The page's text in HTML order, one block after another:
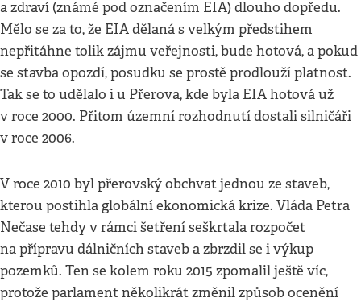
a zdraví (známé pod označením EIA) dlouho dopředu.
Mělo se za to, že EIA dělaná s velkým předstihem
nepřitáhne tolik zájmu veřejnosti, bude hotová, a pokud
se stavba opozdí, posudku se prostě prodlouží platnost.
Tak se to udělalo i u Přerova, kde byla EIA hotová už
v roce 2000. Přitom územní rozhodnutí dostali silničáři
v roce 2006.
V roce 2010 byl přerovský obchvat jednou ze staveb,
kterou postihla globální ekonomická krize. Vláda Petra
Nečase tehdy v rámci šetření seškrtala rozpočet
na přípravu dálničních staveb a zbrzdil se i výkup
pozemků. Ten se kolem roku 2015 zpomalil ještě víc,
protože parlament několikrát změnil způsob ocenění